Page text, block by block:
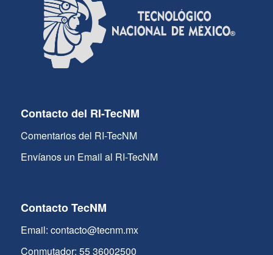
Contacto del RI-TecNM
Comentarios del RI-TecNM
Envíanos un Email al RI-TecNM
Contacto TecNM
Email: contacto@tecnm.mx
Conmutador: 55 36002500